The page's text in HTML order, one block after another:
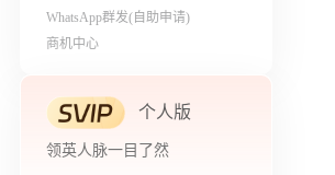
WhatsApp群发(自助申请)
商机中心
个人版
领英人脉一目了然